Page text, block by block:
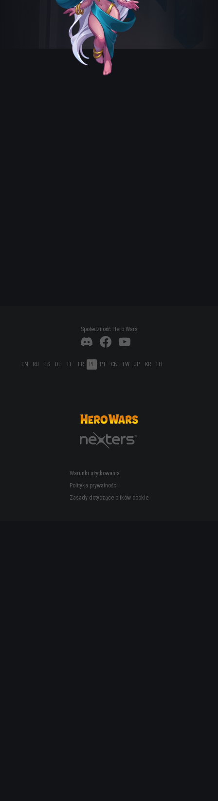
Społeczność Hero Wars
EN RU ES DE IT FR PL PT CN TW JP KR TH
Warunki użytkowania
Polityka prywatności
Zasady dotyczące plików cookie